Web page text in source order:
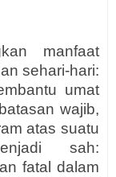
manfaat
sehari-hari:
umat
wajib,
atas suatu
sah:
fatal dalam